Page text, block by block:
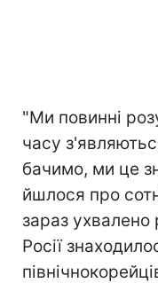
"Ми повинні
часу
бачимо, ми це
йшлося про
зараз ухвалено
Росії